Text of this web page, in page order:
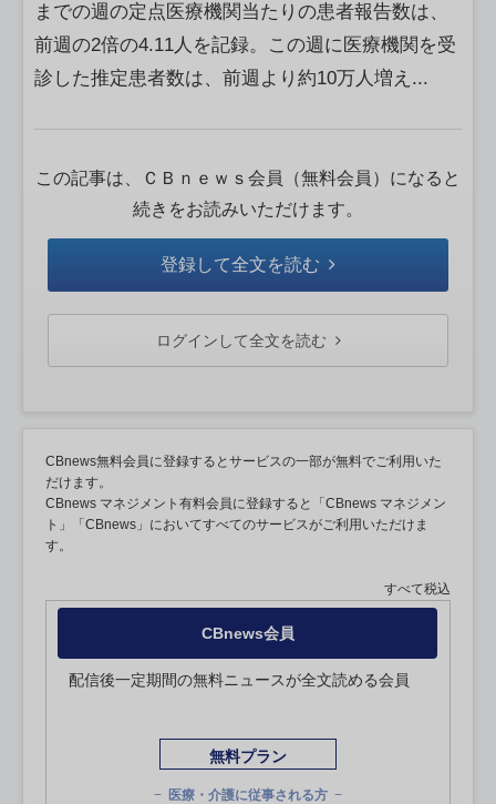
までの週の定点医療機関当たりの患者報告数は、
前週の2倍の4.11人を記録。この週に医療機関を受
診した推定患者数は、前週より約10万人増え...
この記事は、ＣＢｎｅｗｓ会員（無料会員）になると
続きをお読みいただけます。
登録して全文を読む
ログインして全文を読む
CBnews無料会員に登録するとサービスの一部が無料でご利用いた
だけます。
CBnews マネジメント有料会員に登録すると「CBnews マネジメン
ト」「CBnews」においてすべてのサービスがご利用いただけま
す。
すべて税込
CBnews会員
配信後一定期間の無料ニュースが全文読める会員
無料プラン
医療・介護に従事される方